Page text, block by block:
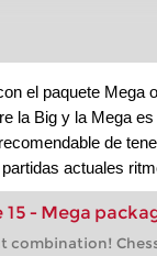
el paquete
la Big y la Mega
de
actuales
15 - Mega
combination!